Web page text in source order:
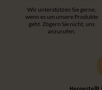
Wir unterstützen Sie gerne,
wenn es um unsere Produkte
geht. Zögern Sie nicht, uns
anzurufen.